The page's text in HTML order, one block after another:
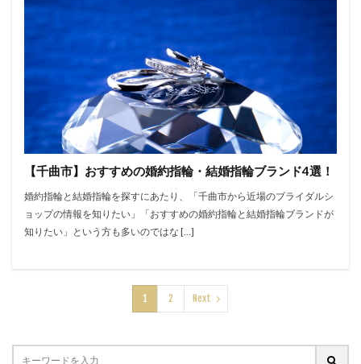
【千曲市】おすすめの婚約指輪・結婚指輪ブランド4選！
婚約指輪と結婚指輪を探すにあたり、「千曲市から近場のブライダルシ
ョップの情報を知りたい」「おすすめの婚約指輪と結婚指輪ブランドが
知りたい」という方も多いのではな […]
1 2 Next